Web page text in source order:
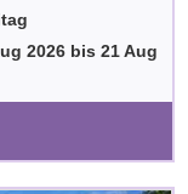
2026 bis 21 Aug